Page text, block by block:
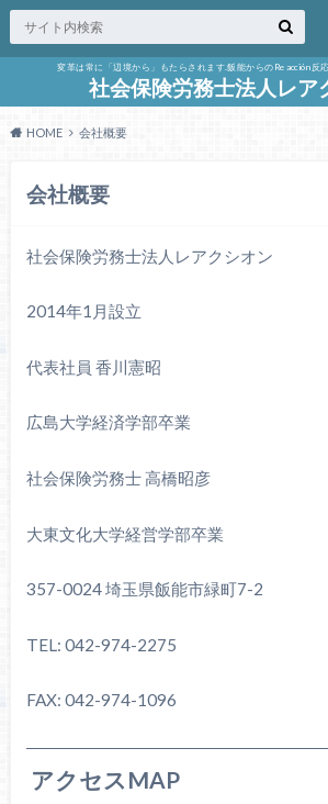
変革は常に「辺境から」もたらされます.飯能からのReacción反
社会保険労務士法人レア
HOME 会社概要
会社概要
社会保険労務士法人レアクシオン
2014年1月設立
代表社員 香川憲昭
広島大学経済学部卒業
社会保険労務士 高橋昭彦
大東文化大学経営学部卒業
357-0024 埼玉県飯能市緑町7-2
TEL: 042-974-2275
FAX: 042-974-1096
アクセスMAP